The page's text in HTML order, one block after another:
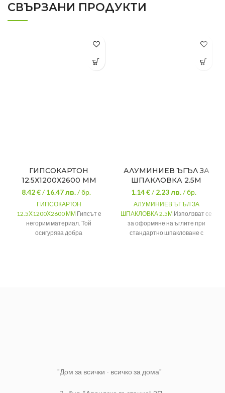
СВЪРЗАНИ ПРОДУКТИ
ГИПСОКАРТОН
12.5Х1200Х2600 ММ
8.42 €/16.47лв./ бр.
ГИПСОКАРТОН
12.5Х1200Х2600 ММ Гипсът е
негорим материал. Той
осигурява добра
АЛУМИНИЕВ ЪГЪЛ ЗА
ШПАКЛОВКА 2.5М
1.14 €/2.23лв./ бр.
АЛУМИНИЕВ ЪГЪЛ ЗА
ШПАКЛОВКА 2.5М Използват се
за оформяне на ъглите при
стандартно шпакловане с
"Дом за всички - всичко за дома"